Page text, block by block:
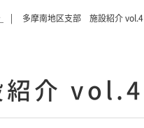
多摩南地区支部 施設紹介 vol.4
紹介 vol.4